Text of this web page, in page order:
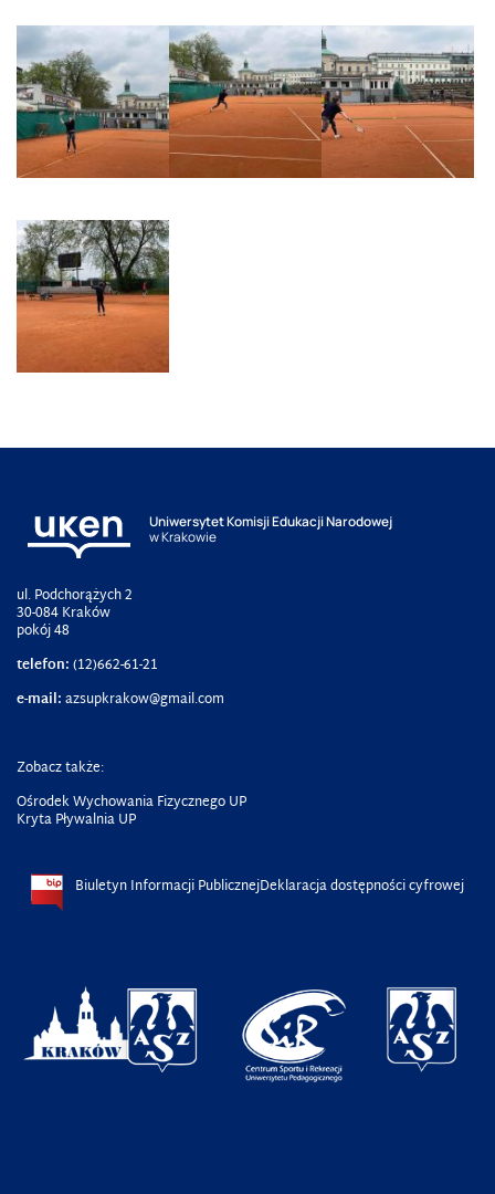
Uniwersytet Komisji Edukacji Narodowej
w Krakowie
ul. Podchorążych 2
30-084 Kraków
pokój 48
telefon:(12)662-61-21
e-mail:azsupkrakow@gmail.com
Zobacz także:
Ośrodek Wychowania Fizycznego UP
Kryta Pływalnia UP
Biuletyn Informacji PublicznejDeklaracja dostępności cyfrowej